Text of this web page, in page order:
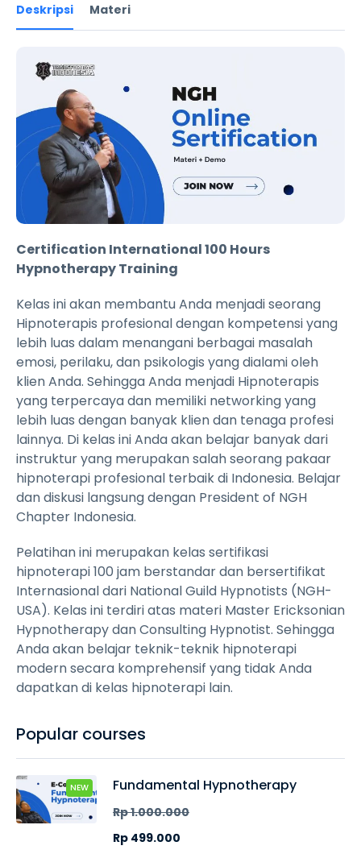
Deskripsi Materi
Certification International 100 Hours
Hypnotherapy Training
Kelas ini akan membantu Anda menjadi seorang
Hipnoterapis profesional dengan kompetensi yang
lebih luas dalam menangani berbagai masalah
emosi, perilaku, dan psikologis yang dialami oleh
klien Anda. Sehingga Anda menjadi Hipnoterapis
yang terpercaya dan memiliki networking yang
lebih luas dengan banyak klien dan tenaga profesi
lainnya. Di kelas ini Anda akan belajar banyak dari
instruktur yang merupakan salah seorang pakaar
hipnoterapi profesional terbaik di Indonesia. Belajar
dan diskusi langsung dengan President of NGH
Chapter Indonesia.
Pelatihan ini merupakan kelas sertifikasi
hipnoterapi 100 jam berstandar dan bersertifikat
Internasional dari National Guild Hypnotists (NGH-
USA). Kelas ini terdiri atas materi Master Ericksonian
Hypnotherapy dan Consulting Hypnotist. Sehingga
Anda akan belajar teknik-teknik hipnoterapi
modern secara komprehensif yang tidak Anda
dapatkan di kelas hipnoterapi lain.
Popular courses
NEW Fundamental Hypnotherapy
Rp 1.000.000
Rp 499.000